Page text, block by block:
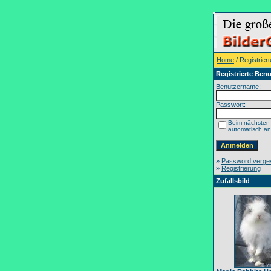
Home /
Registrierte
Benutzername:
Passwort:
Beim nächsten
automatisch
» Password
» Registrierung
Zufallsbild